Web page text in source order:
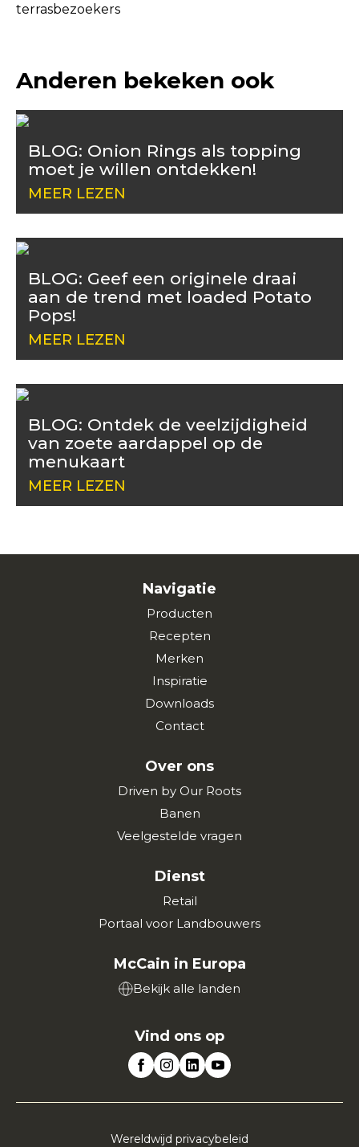
terrasbezoekers
Anderen bekeken ook
BLOG: Onion Rings als topping
moet je willen ontdekken!
MEER LEZEN
BLOG: Geef een originele draai
aan de trend met loaded Potato
Pops!
MEER LEZEN
BLOG: Ontdek de veelzijdigheid
van zoete aardappel op de
menukaart
MEER LEZEN
Navigatie
Producten
Recepten
Merken
Inspiratie
Downloads
Contact
Over ons
Driven by Our Roots
Banen
Veelgestelde vragen
Dienst
Retail
Portaal voor Landbouwers
McCain in Europa
Bekijk alle landen
Vind ons op
Wereldwijd privacybeleid